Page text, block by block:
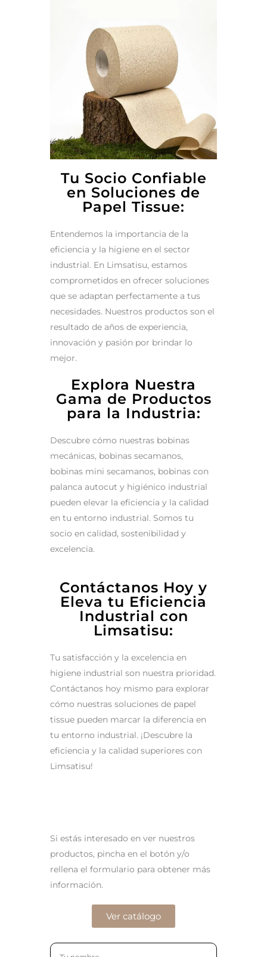
Tu Socio Confiable
en Soluciones de
Papel Tissue:
Entendemos la importancia de la
eficiencia y la higiene en el sector
industrial. En Limsatisu, estamos
comprometidos en ofrecer soluciones
que se adaptan perfectamente a tus
necesidades. Nuestros productos son el
resultado de años de experiencia,
innovación y pasión por brindar lo
mejor.
Explora Nuestra
Gama de Productos
para la Industria:
Descubre cómo nuestras bobinas
mecánicas, bobinas secamanos,
bobinas mini secamanos, bobinas con
palanca autocut y higiénico industrial
pueden elevar la eficiencia y la calidad
en tu entorno industrial. Somos tu
socio en calidad, sostenibilidad y
excelencia.
Contáctanos Hoy y
Eleva tu Eficiencia
Industrial con
Limsatisu:
Tu satisfacción y la excelencia en
higiene industrial son nuestra prioridad.
Contáctanos hoy mismo para explorar
cómo nuestras soluciones de papel
tissue pueden marcar la diferencia en
tu entorno industrial. ¡Descubre la
eficiencia y la calidad superiores con
Limsatisu!
Si estás interesado en ver nuestros
productos, pincha en el botón y/o
rellena el formulario para obtener más
información.
Ver catálogo